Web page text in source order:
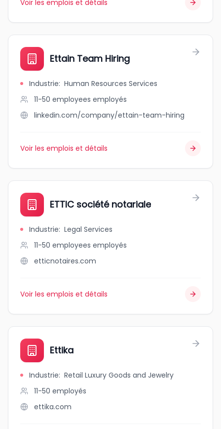
Voir les emplois et détails
Ettain Team Hiring
Industrie: Human Resources Services
11-50 employees employés
linkedin.com/company/ettain-team-hiring
Voir les emplois et détails
ETTIC société notariale
Industrie: Legal Services
11-50 employees employés
etticnotaires.com
Voir les emplois et détails
Ettika
Industrie: Retail Luxury Goods and Jewelry
11-50 employés
ettika.com